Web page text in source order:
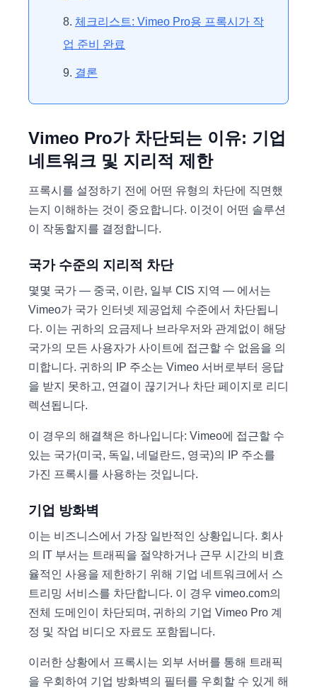
체크리스트: Vimeo Pro용 프록시가 작
업 준비 완료
결론
Vimeo Pro가 차단되는 이유: 기업
네트워크 및 지리적 제한
프록시를 설정하기 전에 어떤 유형의 차단에 직면했
는지 이해하는 것이 중요합니다. 이것이 어떤 솔루션
이 작동할지를 결정합니다.
국가 수준의 지리적 차단
몇몇 국가 — 중국, 이란, 일부 CIS 지역 — 에서는
Vimeo가 국가 인터넷 제공업체 수준에서 차단됩니
다. 이는 귀하의 요금제나 브라우저와 관계없이 해당
국가의 모든 사용자가 사이트에 접근할 수 없음을 의
미합니다. 귀하의 IP 주소는 Vimeo 서버로부터 응답
을 받지 못하고, 연결이 끊기거나 차단 페이지로 리디
렉션됩니다.
이 경우의 해결책은 하나입니다: Vimeo에 접근할 수
있는 국가(미국, 독일, 네덜란드, 영국)의 IP 주소를
가진 프록시를 사용하는 것입니다.
기업 방화벽
이는 비즈니스에서 가장 일반적인 상황입니다. 회사
의 IT 부서는 트래픽을 절약하거나 근무 시간의 비효
율적인 사용을 제한하기 위해 기업 네트워크에서 스
트리밍 서비스를 차단합니다. 이 경우 vimeo.com의
전체 도메인이 차단되며, 귀하의 기업 Vimeo Pro 계
정 및 작업 비디오 자료도 포함됩니다.
이러한 상황에서 프록시는 외부 서버를 통해 트래픽
을 우회하여 기업 방화벽의 필터를 우회할 수 있게 해